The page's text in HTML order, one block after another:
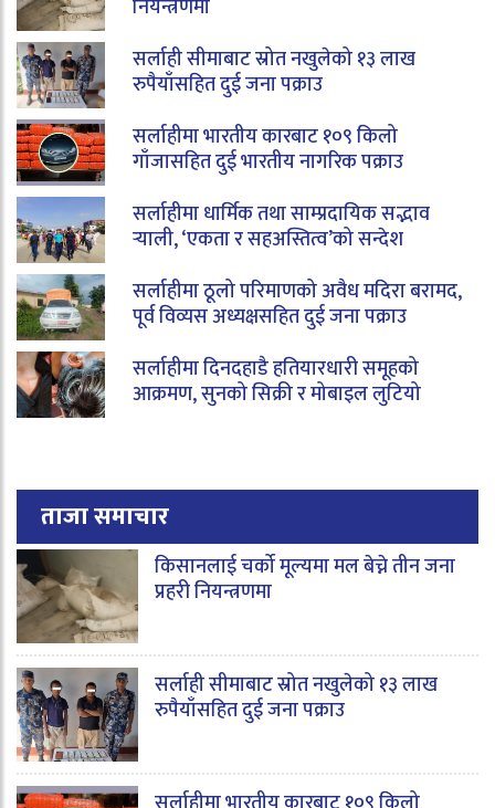
नियन्त्रणमा
सर्लाही सीमाबाट स्रोत नखुलेको १३ लाख
रुपैयाँसहित दुई जना पक्राउ
सर्लाहीमा भारतीय कारबाट १०९ किलो
गाँजासहित दुई भारतीय नागरिक पक्राउ
सर्लाहीमा धार्मिक तथा साम्प्रदायिक सद्भाव
र्‍याली, ‘एकता र सहअस्तित्व’को सन्देश
सर्लाहीमा ठूलो परिमाणको अवैध मदिरा बरामद,
पूर्व विव्यस अध्यक्षसहित दुई जना पक्राउ
सर्लाहीमा दिनदहाडै हतियारधारी समूहको
आक्रमण, सुनको सिक्री र मोबाइल लुटियो
ताजा समाचार
किसानलाई चर्को मूल्यमा मल बेच्ने तीन जना
प्रहरी नियन्त्रणमा
सर्लाही सीमाबाट स्रोत नखुलेको १३ लाख
रुपैयाँसहित दुई जना पक्राउ